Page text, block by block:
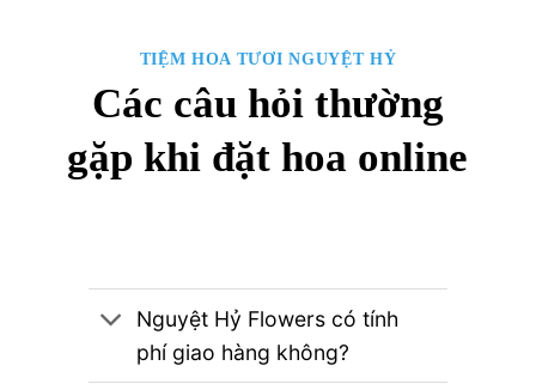
TIỆM HOA TƯƠI NGUYỆT HỶ
Các câu hỏi thường
gặp khi đặt hoa online
Nguyệt Hỷ Flowers có tính
phí giao hàng không?